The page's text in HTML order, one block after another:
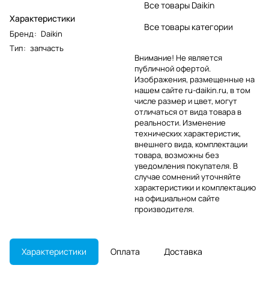
Характеристики
Бренд: Daikin
Тип: запчасть
Все товары Daikin
Все товары категории
Внимание! Не является
публичной офертой.
Изображения, размещенные на
нашем сайте ru-daikin.ru, в том
числе размер и цвет, могут
отличаться от вида товара в
реальности. Изменение
технических характеристик,
внешнего вида, комплектации
товара, возможны без
уведомления покупателя. В
случае сомнений уточняйте
характеристики и комплектацию
на официальном сайте
производителя.
Характеристики Оплата Доставка